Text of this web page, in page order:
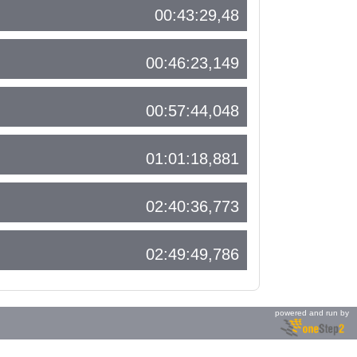
00:43:29,48
00:46:23,149
00:57:44,048
01:01:18,881
02:40:36,773
02:49:49,786
powered and run by